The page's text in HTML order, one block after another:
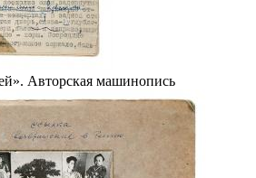
Авторская машинопись